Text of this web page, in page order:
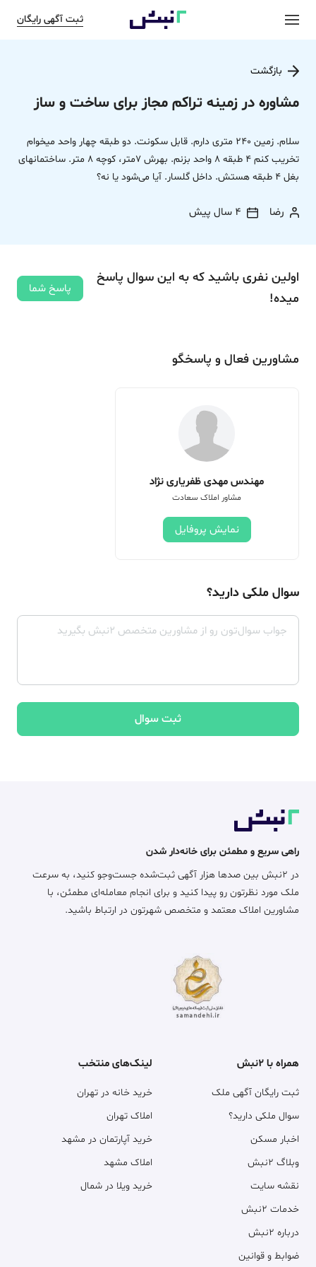
ثبت آگهی رایگان
بازگشت
مشاوره در زمینه تراکم مجاز برای ساخت و ساز
سلام. زمین 240 متری دارم. قابل سکونت. دو طبقه چهار واحد میخوام
تخریب کنم 4 طبقه 8 واحد بزنم. بهرش 7متر، کوچه 8 متر. ساختمانهای
بغل 4 طبقه هستش. داخل گلسار. آیا می‌شود یا نه؟
رضا 4 سال پیش
اولین نفری باشید که به این سوال پاسخ
میده!
پاسخ شما
مشاورین فعال و پاسخگو
مهندس مهدی ظفریاری نژاد
مشاور املاک سعادت
نمایش پروفایل
سوال ملکی دارید؟
ثبت سوال
راهی سریع و مطمئن برای خانه‌دار شدن
در ۲نبش بین صدها هزار آگهی ثبت‌شده جست‌وجو کنید، به سرعت
ملک مورد نظرتون رو پیدا کنید و برای انجام معامله‌ای مطمئن، با
مشاورین املاک معتمد و متخصص شهرتون در ارتباط باشید.
همراه با ۲نبش
ثبت رایگان آگهی ملک
سوال ملکی دارید؟
اخبار مسکن
وبلاگ ۲نبش
نقشه سایت
خدمات ۲نبش
درباره ۲نبش
ضوابط و قوانین
لینک‌های منتخب
خرید خانه در تهران
املاک تهران
خرید آپارتمان در مشهد
املاک مشهد
خرید ویلا در شمال